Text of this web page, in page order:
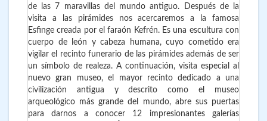
de las 7 maravillas del mundo antiguo. Después de la
visita a las pirámides nos acercaremos a la famosa
Esfinge creada por el faraón Kefrén. Es una escultura con
cuerpo de león y cabeza humana, cuyo cometido era
vigilar el recinto funerario de las pirámides además de ser
un símbolo de realeza. A continuación, visita especial al
nuevo gran museo, el mayor recinto dedicado a una
civilización antigua y descrito como el museo
arqueológico más grande del mundo, abre sus puertas
para darnos a conocer 12 impresionantes galerías